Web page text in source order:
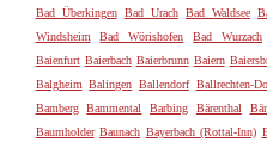
Bad Überkingen Bad Urach Bad Waldsee
Windsheim
Bad Wörishofen Bad Wurzach
Baienfurt Baierbach Baierbrunn Baiern
Balgheim Balingen Ballendorf Ballrechten-
Bamberg
Bammental Barbing Bärenthal
Baumholder Baunach Bayerbach (Rottal-Inn)